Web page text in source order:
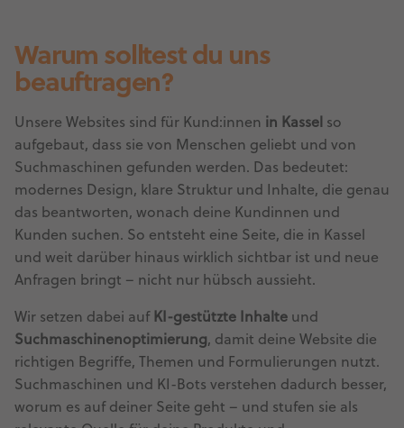
Warum solltest du uns
beauftragen?
Unsere Websites sind für Kund:innen in Kassel so
aufgebaut, dass sie von Menschen geliebt und von
Suchmaschinen gefunden werden. Das bedeutet:
modernes Design, klare Struktur und Inhalte, die genau
das beantworten, wonach deine Kundinnen und
Kunden suchen. So entsteht eine Seite, die in Kassel
und weit darüber hinaus wirklich sichtbar ist und neue
Anfragen bringt – nicht nur hübsch aussieht.
Wir setzen dabei auf KI-gestützte Inhalte und
Suchmaschinenoptimierung, damit deine Website die
richtigen Begriffe, Themen und Formulierungen nutzt.
Suchmaschinen und KI-Bots verstehen dadurch besser,
worum es auf deiner Seite geht – und stufen sie als